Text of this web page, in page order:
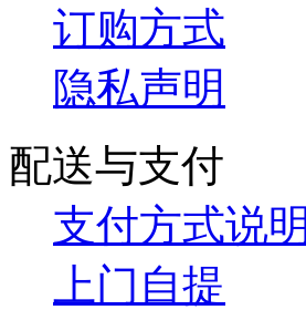
订购方式
隐私声明
配送与支付
支付方式说明
上门自提